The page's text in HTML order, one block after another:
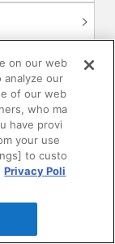
on our web
analyze our
of our web
who ma
have provi
your use
to custo
Privacy Poli